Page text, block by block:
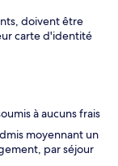
doivent être
carte d'identité
à aucuns frais
moyennant un
par séjour